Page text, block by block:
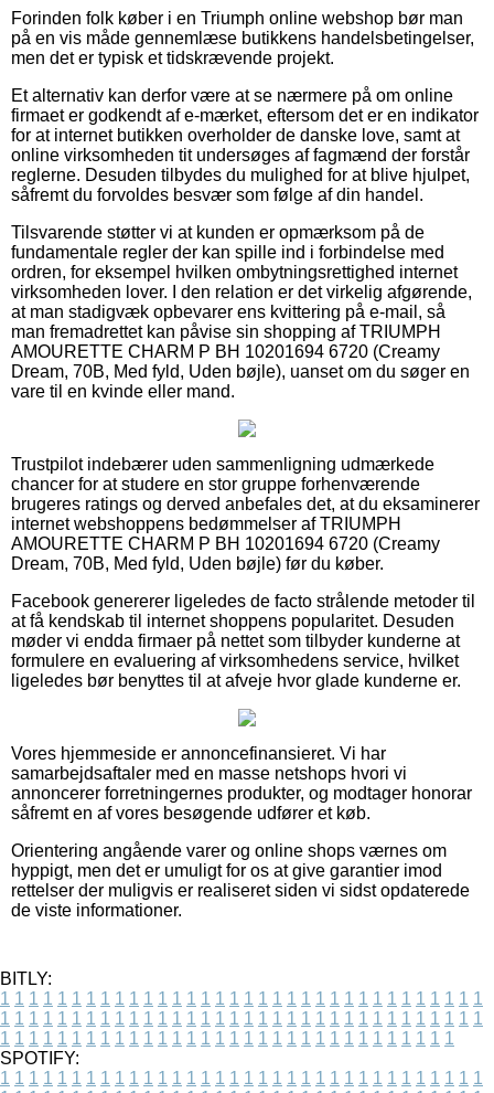
Forinden folk køber i en Triumph online webshop bør man
på en vis måde gennemlæse butikkens handelsbetingelser,
men det er typisk et tidskrævende projekt.
Et alternativ kan derfor være at se nærmere på om online
firmaet er godkendt af e-mærket, eftersom det er en indikator
for at internet butikken overholder de danske love, samt at
online virksomheden tit undersøges af fagmænd der forstår
reglerne. Desuden tilbydes du mulighed for at blive hjulpet,
såfremt du forvoldes besvær som følge af din handel.
Tilsvarende støtter vi at kunden er opmærksom på de
fundamentale regler der kan spille ind i forbindelse med
ordren, for eksempel hvilken ombytningsrettighed internet
virksomheden lover. I den relation er det virkelig afgørende,
at man stadigvæk opbevarer ens kvittering på e-mail, så
man fremadrettet kan påvise sin shopping af TRIUMPH
AMOURETTE CHARM P BH 10201694 6720 (Creamy
Dream, 70B, Med fyld, Uden bøjle), uanset om du søger en
vare til en kvinde eller mand.
Trustpilot indebærer uden sammenligning udmærkede
chancer for at studere en stor gruppe forhenværende
brugeres ratings og derved anbefales det, at du eksaminerer
internet webshoppens bedømmelser af TRIUMPH
AMOURETTE CHARM P BH 10201694 6720 (Creamy
Dream, 70B, Med fyld, Uden bøjle) før du køber.
Facebook genererer ligeledes de facto strålende metoder til
at få kendskab til internet shoppens popularitet. Desuden
møder vi endda firmaer på nettet som tilbyder kunderne at
formulere en evaluering af virksomhedens service, hvilket
ligeledes bør benyttes til at afveje hvor glade kunderne er.
Vores hjemmeside er annoncefinansieret. Vi har
samarbejdsaftaler med en masse netshops hvori vi
annoncerer forretningernes produkter, og modtager honorar
såfremt en af vores besøgende udfører et køb.
Orientering angående varer og online shops værnes om
hyppigt, men det er umuligt for os at give garantier imod
rettelser der muligvis er realiseret siden vi sidst opdaterede
de viste informationer.
BITLY:
1 1 1 1 1 1 1 1 1 1 1 1 1 1 1 1 1 1 1 1 1 1 1 1 1 1 1 1 1 1 1 1 1 1
1 1 1 1 1 1 1 1 1 1 1 1 1 1 1 1 1 1 1 1 1 1 1 1 1 1 1 1 1 1 1 1 1 1
1 1 1 1 1 1 1 1 1 1 1 1 1 1 1 1 1 1 1 1 1 1 1 1 1 1 1 1 1 1 1 1
SPOTIFY:
1 1 1 1 1 1 1 1 1 1 1 1 1 1 1 1 1 1 1 1 1 1 1 1 1 1 1 1 1 1 1 1 1 1